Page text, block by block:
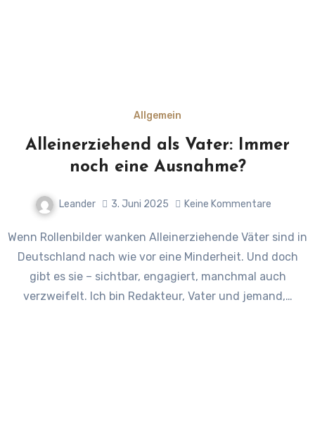
Allgemein
Alleinerziehend als Vater: Immer
noch eine Ausnahme?
Leander 3. Juni 2025 Keine Kommentare
Wenn Rollenbilder wanken Alleinerziehende Väter sind in
Deutschland nach wie vor eine Minderheit. Und doch
gibt es sie – sichtbar, engagiert, manchmal auch
verzweifelt. Ich bin Redakteur, Vater und jemand,…